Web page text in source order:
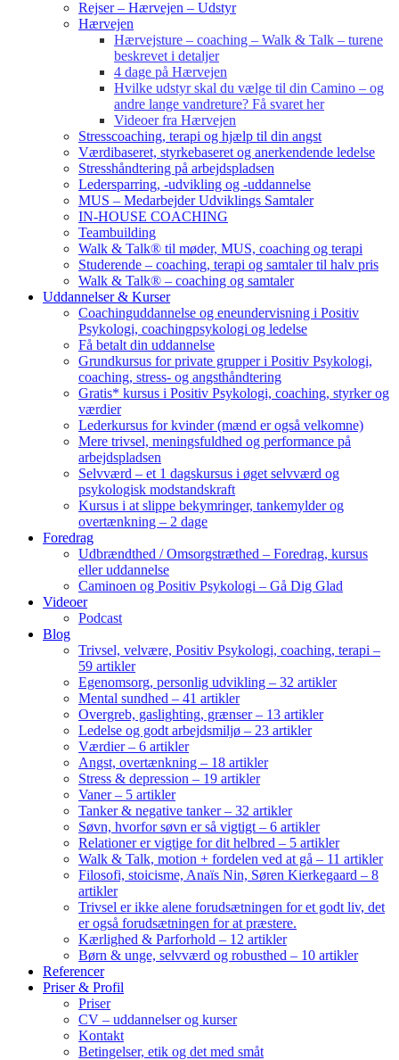
Rejser – Hærvejen – Udstyr
Hærvejen
Hærvejsture – coaching – Walk & Talk – turene
beskrevet i detaljer
4 dage på Hærvejen
Hvilke udstyr skal du vælge til din Camino – og
andre lange vandreture? Få svaret her
Videoer fra Hærvejen
Stresscoaching, terapi og hjælp til din angst
Værdibaseret, styrkebaseret og anerkendende ledelse
Stresshåndtering på arbejdspladsen
Ledersparring, -udvikling og -uddannelse
MUS – Medarbejder Udviklings Samtaler
IN-HOUSE COACHING
Teambuilding
Walk & Talk® til møder, MUS, coaching og terapi
Studerende – coaching, terapi og samtaler til halv pris
Walk & Talk® – coaching og samtaler
Uddannelser & Kurser
Coachinguddannelse og eneundervisning i Positiv
Psykologi, coachingpsykologi og ledelse
Få betalt din uddannelse
Grundkursus for private grupper i Positiv Psykologi,
coaching, stress- og angsthåndtering
Gratis* kursus i Positiv Psykologi, coaching, styrker og
værdier
Lederkursus for kvinder (mænd er også velkomne)
Mere trivsel, meningsfuldhed og performance på
arbejdspladsen
Selvværd – et 1 dagskursus i øget selvværd og
psykologisk modstandskraft
Kursus i at slippe bekymringer, tankemylder og
overtænkning – 2 dage
Foredrag
Udbrændthed / Omsorgstræthed – Foredrag, kursus
eller uddannelse
Caminoen og Positiv Psykologi – Gå Dig Glad
Videoer
Podcast
Blog
Trivsel, velvære, Positiv Psykologi, coaching, terapi –
59 artikler
Egenomsorg, personlig udvikling – 32 artikler
Mental sundhed – 41 artikler
Overgreb, gaslighting, grænser – 13 artikler
Ledelse og godt arbejdsmiljø – 23 artikler
Værdier – 6 artikler
Angst, overtænkning – 18 artikler
Stress & depression – 19 artikler
Vaner – 5 artikler
Tanker & negative tanker – 32 artikler
Søvn, hvorfor søvn er så vigtigt – 6 artikler
Relationer er vigtige for dit helbred – 5 artikler
Walk & Talk, motion + fordelen ved at gå – 11 artikler
Filosofi, stoicisme, Anaïs Nin, Søren Kierkegaard – 8
artikler
Trivsel er ikke alene forudsætningen for et godt liv, det
er også forudsætningen for at præstere.
Kærlighed & Parforhold – 12 artikler
Børn & unge, selvværd og robusthed – 10 artikler
Referencer
Priser & Profil
Priser
CV – uddannelser og kurser
Kontakt
Betingelser, etik og det med småt